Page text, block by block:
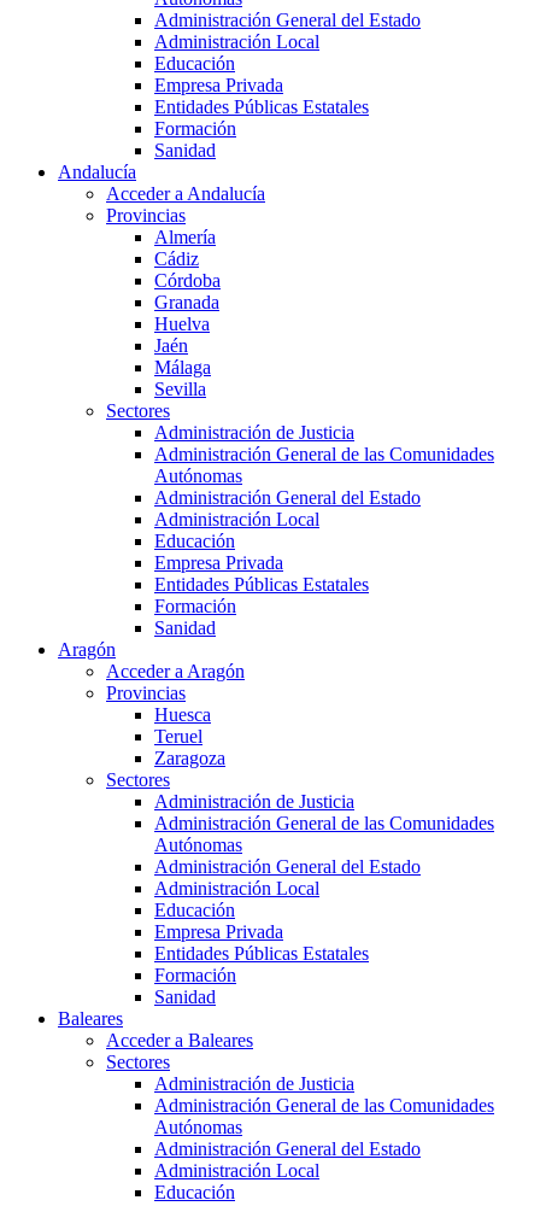
Administración General del Estado
Administración Local
Educación
Empresa Privada
Entidades Públicas Estatales
Formación
Sanidad
Andalucía
Acceder a Andalucía
Provincias
Almería
Cádiz
Córdoba
Granada
Huelva
Jaén
Málaga
Sevilla
Sectores
Administración de Justicia
Administración General de las Comunidades
Autónomas
Administración General del Estado
Administración Local
Educación
Empresa Privada
Entidades Públicas Estatales
Formación
Sanidad
Aragón
Acceder a Aragón
Provincias
Huesca
Teruel
Zaragoza
Sectores
Administración de Justicia
Administración General de las Comunidades
Autónomas
Administración General del Estado
Administración Local
Educación
Empresa Privada
Entidades Públicas Estatales
Formación
Sanidad
Baleares
Acceder a Baleares
Sectores
Administración de Justicia
Administración General de las Comunidades
Autónomas
Administración General del Estado
Administración Local
Educación